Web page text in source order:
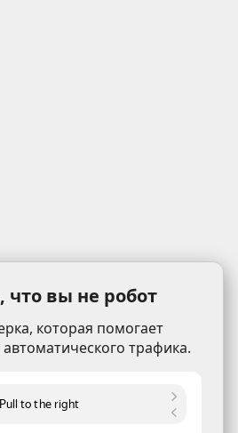
что вы не робот
которая помогает
трафика.